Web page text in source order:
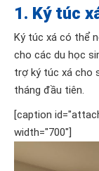
1. Ký túc
Ký túc xá có thể
cho các du học
trợ ký túc xá cho
tháng đầu tiên.
[caption
width="700"]